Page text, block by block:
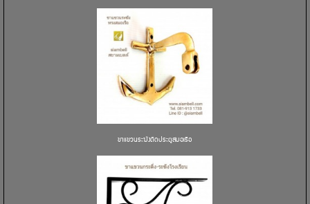
ขาแขวนระฆังติดประตูสมอเรือ